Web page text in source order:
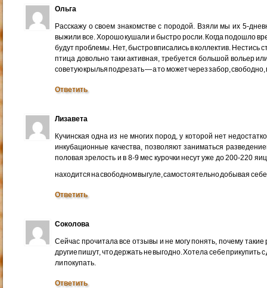
Ольга
Расскажу о своем знакомстве с породой. Взяли мы их 5-
выжили все. Хорошо кушали и быстро росли. Когда подошло
будут проблемы. Нет, быстро вписались в коллектив. Нестись
птица довольно таки активная, требуется большой вольер
советую крылья подрезать — а то может через забор,
Ответить
Лизавета
Кучинская одна из не многих пород, у которой нет
инкубационные качества, позволяют заниматься
половая зрелость и в 8-9 мес курочки несут уже до 200-220
находится на свободном выгуле, самостоятельно добывая
Ответить
Соколова
Сейчас прочитала все отзывы и не могу понять, почему
другие пишут, что держать не выгодно. Хотела себе прикупить
ли покупать.
Ответить